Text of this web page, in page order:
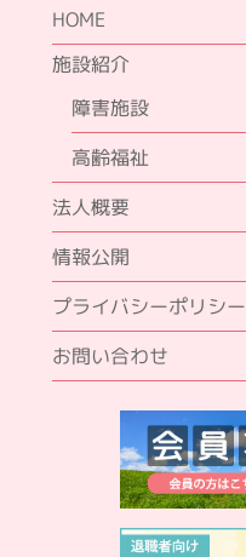
HOME
施設紹介
障害施設
高齢福祉
法人概要
情報公開
プライバシーポリシー
お問い合わせ